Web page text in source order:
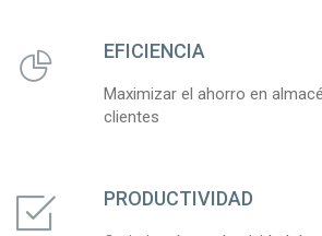
EFICIENCIA
Maximizar el ahorro en
clientes
PRODUCTIVIDAD